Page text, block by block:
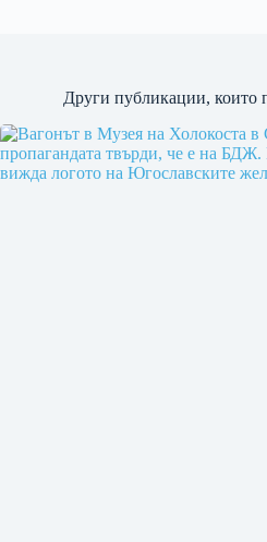
Други публикации, които